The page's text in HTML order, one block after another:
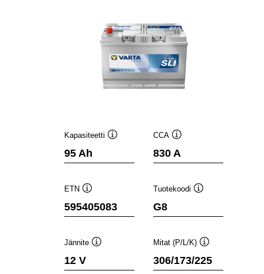
Kapasiteetti
95 Ah
CCA
830 A
ETN
595405083
Tuotekoodi
G8
Jännite
12 V
Mitat (P/L/K)
306/173/225